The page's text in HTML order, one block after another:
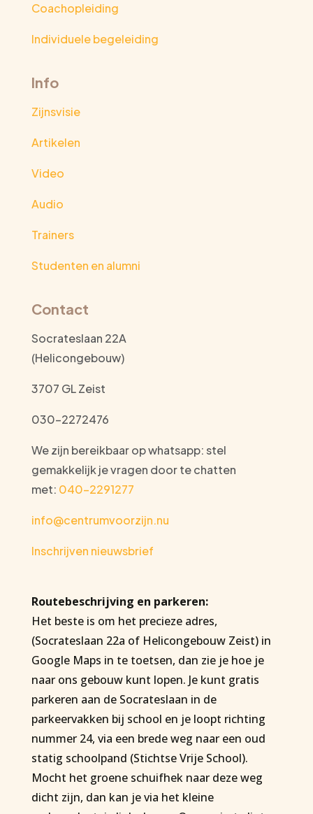
Coachopleiding
Individuele begeleiding
Info
Zijnsvisie
Artikelen
Video
Audio
Trainers
Studenten en alumni
Contact
Socrateslaan 22A
(Helicongebouw)
3707 GL Zeist
030-2272476
We zijn bereikbaar op whatsapp: stel
gemakkelijk je vragen door te chatten
met: 040-2291277
info@centrumvoorzijn.nu
Inschrijven nieuwsbrief
Routebeschrijving en parkeren:
Het beste is om het precieze adres,
(Socrateslaan 22a of Helicongebouw Zeist) in
Google Maps in te toetsen, dan zie je hoe je
naar ons gebouw kunt lopen. Je kunt gratis
parkeren aan de Socrateslaan in de
parkeervakken bij school en je loopt richting
nummer 24, via een brede weg naar een oud
statig schoolpand (Stichtse Vrije School).
Mocht het groene schuifhek naar deze weg
dicht zijn, dan kan je via het kleine